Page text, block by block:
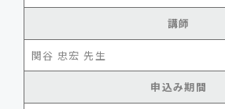
講師
関谷 忠宏 先生
申込み期間